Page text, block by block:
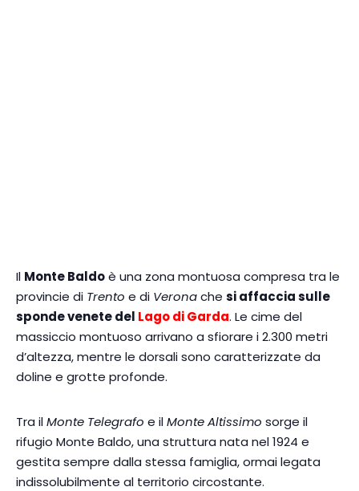
Il Monte Baldoè una zona montuosa compresa tra le
provincie di Trento e di Veronache si affaccia sulle
sponde venete del Lago di Garda. Le cime del
massiccio montuoso arrivano a sfiorare i 2.300 metri
d’altezza, mentre le dorsali sono caratterizzate da
doline e grotte profonde.
Tra ilMonte Telegrafo e ilMonte Altissimo sorge il
rifugio Monte Baldo, una struttura nata nel 1924 e
gestita sempre dalla stessa famiglia, ormai legata
indissolubilmente al territorio circostante.